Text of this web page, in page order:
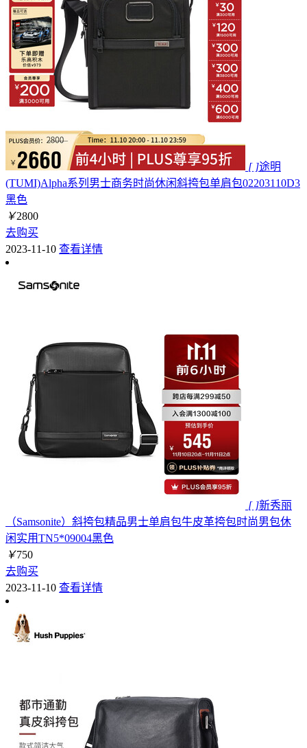
[ ]途明
(TUMI)Alpha系列男士商务时尚休闲斜挎包单肩包02203110D3
黑色
￥2800
去购买
2023-11-10 查看详情
[ ]新秀丽
（Samsonite）斜挎包精品男士单肩包牛皮革挎包时尚男包休
闲实用TN5*09004黑色
￥750
去购买
2023-11-10 查看详情